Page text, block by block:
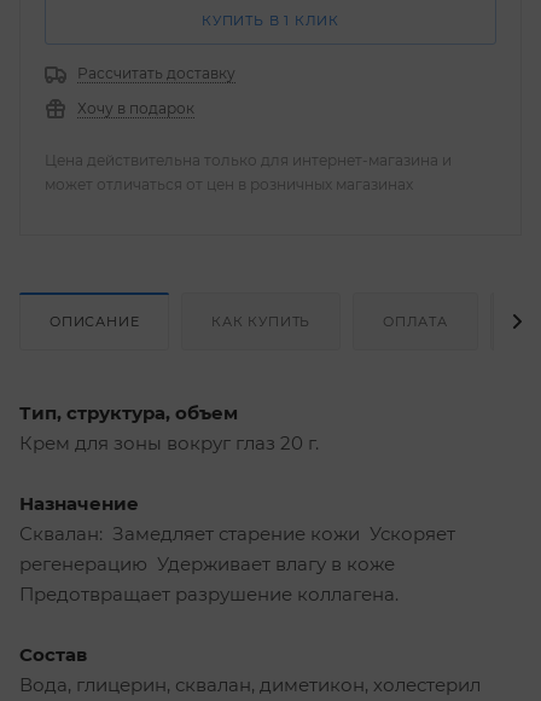
КУПИТЬ В 1 КЛИК
Рассчитать доставку
Хочу в подарок
Цена действительна только для интернет-магазина и
может отличаться от цен в розничных магазинах
ОПИСАНИЕ КАК КУПИТЬ ОПЛАТА
Тип, структура, объем
Крем для зоны вокруг глаз 20 г.
Назначение
Сквалан: Замедляет старение кожи Ускоряет
регенерацию Удерживает влагу в коже
Предотвращает разрушение коллагена.
Состав
Вода, глицерин, сквалан, диметикон, холестерил